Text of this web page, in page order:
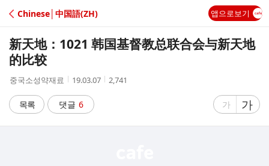
C
A
Chinese│中国語(ZH) 앱으로보기
新天地：1021 韩国基督教总联合会与新天地
的比较
작
자
중국소성약재료
작
시
간
19.03.07
조
2,741
목록 댓글 6
글
가
글
자
가